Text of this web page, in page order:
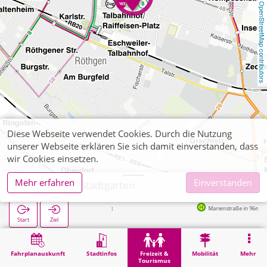
OpenStreetMap contributors
Fahrplanauskunft Stadtinfos
Freizeit &
Tourismus
Mobilität Mehr
Eschweiler, Stadtgarten
Start Ziel
Marienstraße in 96m
Freizeit & Tourismus Naherholung Eschweiler, Stadtgarten
Diese Webseite verwendet Cookies. Durch die Nutzung
unserer Webseite erklären Sie sich damit einverstanden, dass
wir Cookies einsetzen.
Mehr erfahren
Einverstanden